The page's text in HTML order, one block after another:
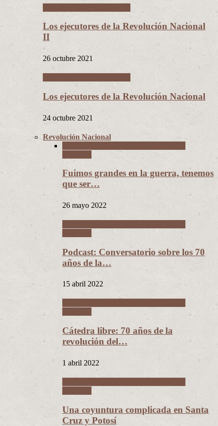
Los ejecutores de la Revolución Nacional
II
26 octubre 2021
Los ejecutores de la Revolución Nacional
24 octubre 2021
Revolución Nacional
Fuimos grandes en la guerra, tenemos
que ser…
26 mayo 2022
Podcast: Conversatorio sobre los 70
años de la…
15 abril 2022
Cátedra libre: 70 años de la
revolución del…
1 abril 2022
Una coyuntura complicada en Santa
Cruz y Potosí